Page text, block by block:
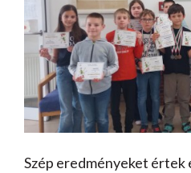
Szép eredményeket értek